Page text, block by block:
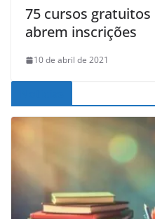
75 cursos gratuitos
abrem inscrições
10 de abril de 2021